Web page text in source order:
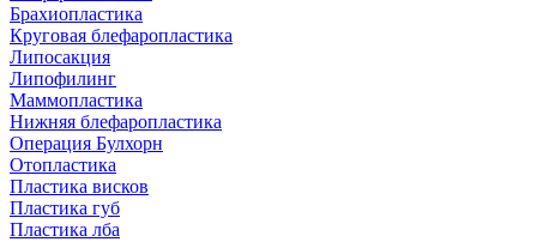
Брахиопластика
Круговая блефаропластика
Липосакция
Липофилинг
Маммопластика
Нижняя блефаропластика
Операция Булхорн
Отопластика
Пластика висков
Пластика губ
Пластика лба